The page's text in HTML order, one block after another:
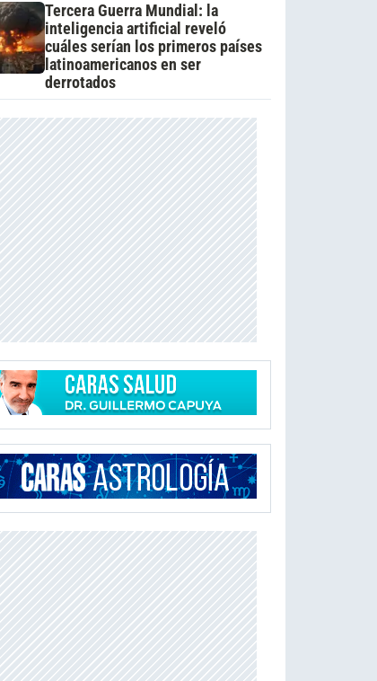
Tercera Guerra Mundial: la
inteligencia artificial reveló
cuáles serían los primeros países
latinoamericanos en ser
derrotados